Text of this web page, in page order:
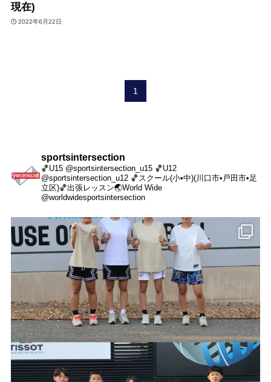
現在)
2022年6月22日
1
sportsintersection
🏀U15 @sportsintersection_u15 🏀U12
@sportsintersection_u12 🏀スクール(小•中)(川口市•戸田市•足
立区)🏀出張レッスン🌏World Wide
@worldwidesportsintersection